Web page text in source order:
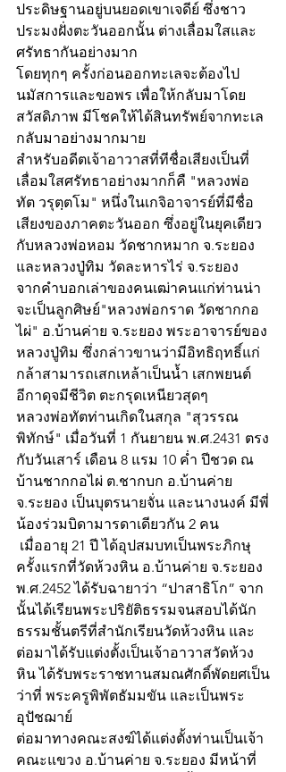
ประดิษฐานอยู่บนยอดเขาเจดีย์ ซึ่งชาว
ประมงฝั่งตะวันออกนั้น ต่างเลื่อมใสและ
ศรัทธากันอย่างมาก
โดยทุกๆ ครั้งก่อนออกทะเลจะต้องไป
นมัสการและขอพร เพื่อให้กลับมาโดย
สวัสดิภาพ มีโชคให้ได้สินทรัพย์จากทะเล
กลับมาอย่างมากมาย
สำหรับอดีตเจ้าอาวาสที่ทีชื่อเสียงเป็นที่
เลื่อมใสศรัทธาอย่างมากก็คื "หลวงพ่อ
ทัต วรุตฺตโม" หนึ่งในเกจิอาจารย์ที่มีชื่อ
เสียงของภาคตะวันออก ซึ่งอยู่ในยุคเดียว
กับหลวงพ่อหอม วัดชากหมาก จ.ระยอง
และหลวงปู่ทิม วัดละหารไร่ จ.ระยอง
จากคำบอกเล่าของคนเฒ่าคนแก่ท่านน่า
จะเป็นลูกศิษย์"หลวงพ่อกราด วัดชากกอ
ไผ่" อ.บ้านค่าย จ.ระยอง พระอาจารย์ของ
หลวงปู่ทิม ซึ่งกล่าวขานว่ามีอิทธิฤทธิ์แก่
กล้าสามารถเสกเหล้าเป็นน้ำ เสกพยนต์
อีกาดุจมีชีวิต ตะกรุดเหนียวสุดๆ
หลวงพ่อทัตท่านเกิดในสกุล "สุวรรณ
พิทักษ์" เมื่อวันที่ 1 กันยายน พ.ศ.2431 ตรง
กับวันเสาร์ เดือน 8 แรม 10 ค่ำ ปีชวด ณ
บ้านชากกอไผ่ ต.ชากบก อ.บ้านค่าย
จ.ระยอง เป็นบุตรนายจั่น และนางนงค์ มีพี่
น้องร่วมบิดามารดาเดียวกัน 2 คน
ครั้งแรกที่วัดห้วงหิน อ.บ้านค่าย จ.ระยอง
พ.ศ.2452 ได้รับฉายาว่า “ปาสาธิโก” จาก
นั้นได้เรียนพระปริยัติธรรมจนสอบได้นัก
ธรรมชั้นตรีที่สำนักเรียนวัดห้วงหิน และ
ต่อมาได้รับแต่งตั้งเป็นเจ้าอาวาสวัดห้วง
หิน ได้รับพระราชทานสมณศักดิ์พัดยศเป็น
ว่าที่ พระครูพิพัตธัมมขัน และเป็นพระ
อุปัชฌาย์
ต่อมาทางคณะสงฆ์ได้แต่งตั้งท่านเป็นเจ้า
คณะแขวง อ.บ้านค่าย จ.ระยอง มีหน้าที่